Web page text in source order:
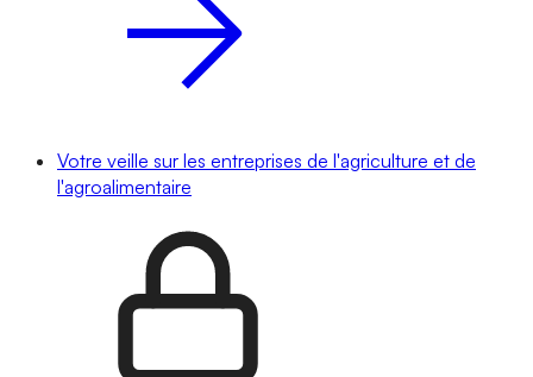
Votre veille sur les entreprises de l'agriculture et de
l'agroalimentaire